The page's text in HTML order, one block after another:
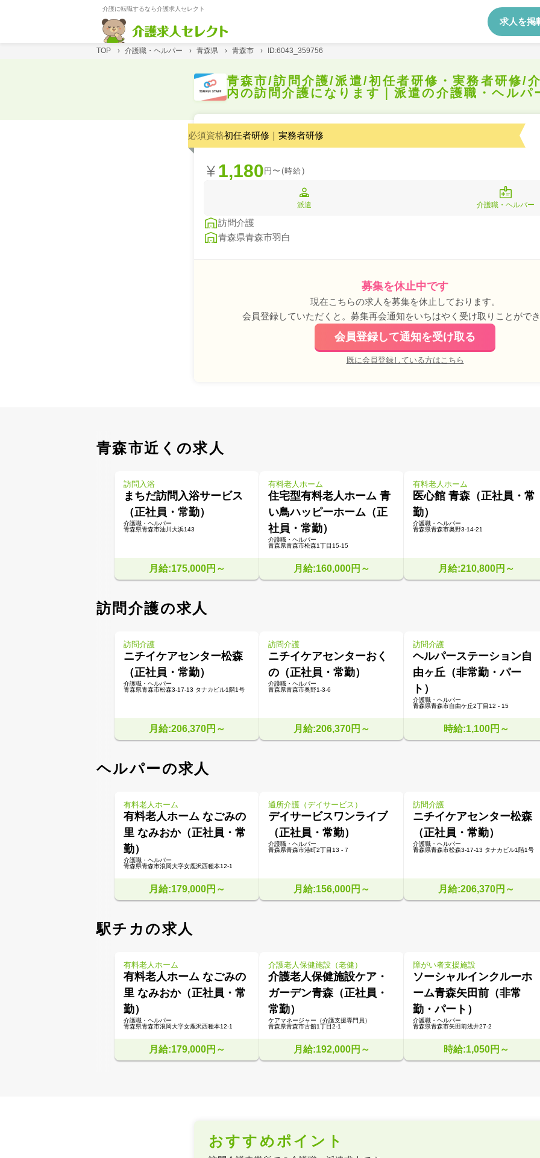
介護に転職するなら介護求人セレクト
求人を掲
TOP › 介護職・ヘルパー › 青森県 › 青森市 › ID:6043_359756
青森市/訪問介護/派遣/初任者研修・実務者研修/
内の訪問介護になります｜派遣の介護職・ヘルパ
必須資格初任者研修｜実務者研修
1,180 円〜(時給)
派遣 介護職・ヘルパー
訪問介護
青森県青森市羽白
募集を休止中です
現在こちらの求人を募集を休止しております。
会員登録していただくと。募集再会通知をいちはやく受け取りことがで
会員登録して通知を受け取る
既に会員登録している方はこちら
青森市近くの求人
訪問入浴
まちだ訪問入浴サービス
（正社員・常勤）
介護職・ヘルパー
青森県青森市油川大浜143
月給:175,000円～
有料老人ホーム
住宅型有料老人ホーム 青
い鳥ハッピーホーム（正
社員・常勤）
介護職・ヘルパー
青森県青森市松森1丁目15-15
月給:160,000円～
有料老人ホーム
医心館 青森（正社員・常
勤）
介護職・ヘルパー
青森県青森市奥野3-14-21
月給:210,800円～
訪問介護の求人
訪問介護
ニチイケアセンター松森
（正社員・常勤）
介護職・ヘルパー
青森県青森市松森3-17-13 タナカビル1階1号
月給:206,370円～
訪問介護
ニチイケアセンターおく
の（正社員・常勤）
介護職・ヘルパー
青森県青森市奥野1-3-6
月給:206,370円～
訪問介護
ヘルパーステーション自
由ヶ丘（非常勤・パー
ト）
介護職・ヘルパー
青森県青森市自由ケ丘2丁目12 - 15
時給:1,100円～
ヘルパーの求人
有料老人ホーム
有料老人ホーム なごみの
里 なみおか（正社員・常
勤）
介護職・ヘルパー
青森県青森市浪岡大字女鹿沢西種本12-1
月給:179,000円～
通所介護（デイサービス）
デイサービスワンライブ
（正社員・常勤）
介護職・ヘルパー
青森県青森市港町2丁目13 - 7
月給:156,000円～
訪問介護
ニチイケアセンター松森
（正社員・常勤）
介護職・ヘルパー
青森県青森市松森3-17-13 タナカビル1階1号
月給:206,370円～
駅チカの求人
有料老人ホーム
有料老人ホーム なごみの
里 なみおか（正社員・常
勤）
介護職・ヘルパー
青森県青森市浪岡大字女鹿沢西種本12-1
月給:179,000円～
介護老人保健施設（老健）
介護老人保健施設ケア・
ガーデン青森（正社員・
常勤）
ケアマネージャー（介護支援専門員）
青森県青森市古館1丁目2-1
月給:192,000円～
障がい者支援施設
ソーシャルインクルーホ
ーム青森矢田前（非常
勤・パート）
介護職・ヘルパー
青森県青森市矢田前浅井27-2
時給:1,050円～
おすすめポイント